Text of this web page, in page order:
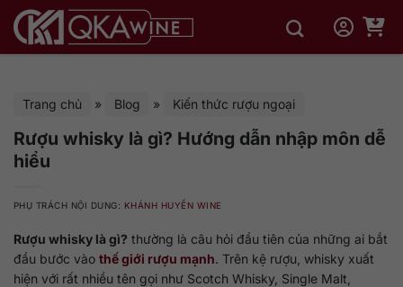
qua
Trang chủ » Blog » Kiến thức rượu ngoại
Rượu whisky là gì? Hướng dẫn nhập môn dễ
hiểu
PHỤ TRÁCH NỘI DUNG: KHÁNH HUYỀN WINE
Rượu whisky là gì? thường là câu hỏi đầu tiên của những ai bắt
đầu bước vào thế giới rượu mạnh. Trên kệ rượu, whisky xuất
hiện với rất nhiều tên gọi như Scotch Whisky, Single Malt,